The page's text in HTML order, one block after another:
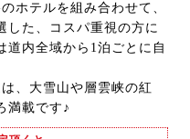
ホテルを組み合わせて、
した、コスパ重視の方に
道内全域から1泊ごとに自
、大雪山や層雲峡の紅
満載です♪